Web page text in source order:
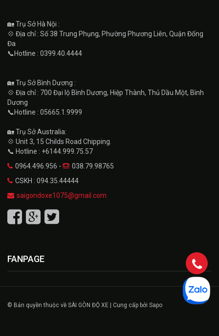
🏡 Trụ Sở Hà Nội :
💠 Địa chỉ : Số 38 Trung Phụng, Phường Phương Liên, Quận Đống
Đa
📞Hotline : 0399.40.4444
🏡 Trụ Sở Bình Dương :
💠 Địa chỉ : 700 Đại lộ Bình Dương, Hiệp Thành, Thủ Dầu Một, Bình
Dương
📞Hotline : 05665.1.9999
🏡 Trụ Sở Australia:
💠 Unit 3, 15 Childs Road Chipping.
📞 Hotline : +6144.999.75.57
0964.496.956 -
038.79.98765
CSKH : 094.35.44444
saigondoxe1075@gmail.com
FANPAGE
© Bản quyền thuộc về SÀI GÒN ĐỘ XE | Cung cấp bởi Sapo